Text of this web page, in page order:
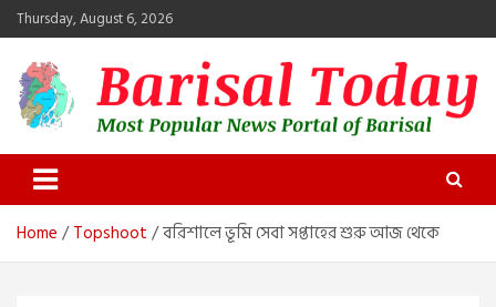
Skip
to
content
Thursday, August 6, 2026
Barisal Today
The Most Popular News Portal in Barisal
Home Topshoot বরিশালে ভূমি সেবা সপ্তাহের শুরু আজ থেকে